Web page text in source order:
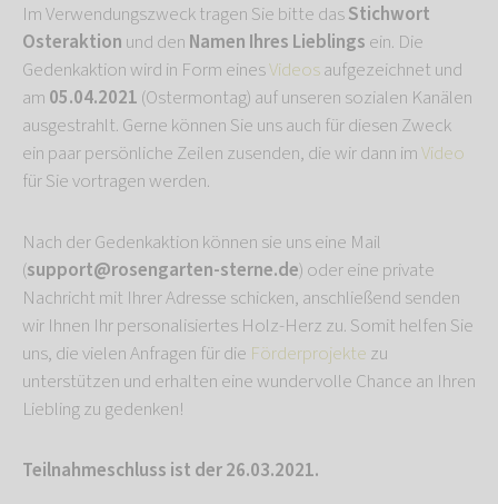
Im Verwendungszweck tragen Sie bitte dasStichwort
Osteraktion und den Namen Ihres Lieblings ein. Die
Gedenkaktion wird in Form einesVideosaufgezeichnet und
am 05.04.2021 (Ostermontag) auf unseren sozialen Kanälen
ausgestrahlt. Gerne können Sie uns auch für diesen Zweck
ein paar persönliche Zeilen zusenden, die wir dann imVideo
für Sie vortragen werden.
Nach der Gedenkaktion können sie uns eine Mail
(support@rosengarten-sterne.de) oder eine private
Nachricht mit Ihrer Adresse schicken, anschließend senden
wir Ihnen Ihr personalisiertes Holz-Herz zu. Somit helfen Sie
uns, die vielen Anfragen für die Förderprojekte zu
unterstützen und erhalten eine wundervolle Chance an Ihren
Liebling zu gedenken!
Teilnahmeschluss ist der 26.03.2021.